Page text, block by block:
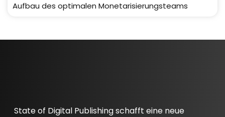
Aufbau des optimalen Monetarisierungsteams
State of Digital Publishing schafft eine neue